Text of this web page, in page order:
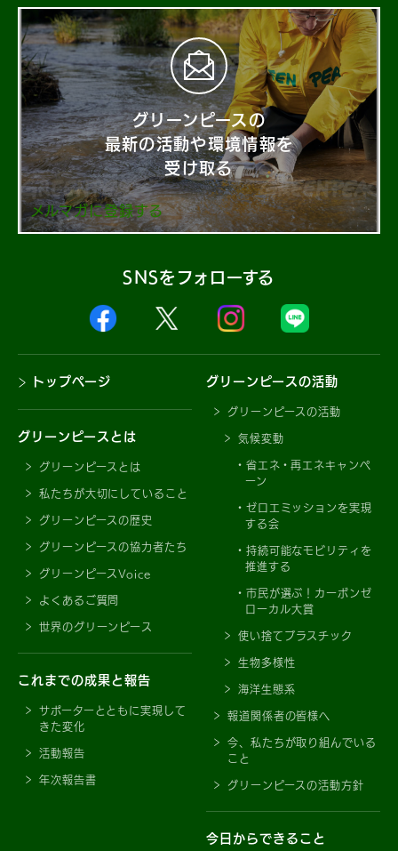
グリーンピースの
最新の活動や環境情報を
受け取る
メルマガに登録する
SNSをフォローする
トップページ
グリーンピースとは
グリーンピースとは
私たちが大切にしていること
グリーンピースの歴史
グリーンピースの協力者たち
グリーンピースVoice
よくあるご質問
世界のグリーンピース
これまでの成果と報告
サポーターとともに実現して
きた変化
活動報告
年次報告書
グリーンピースの活動
グリーンピースの活動
気候変動
省エネ・再エネキャンペ
ーン
ゼロエミッションを実現
する会
持続可能なモビリティを
推進する
市民が選ぶ！カーボンゼ
ローカル大賞
使い捨てプラスチック
生物多様性
海洋生態系
報道関係者の皆様へ
今、私たちが取り組んでいる
こと
グリーンピースの活動方針
今日からできること